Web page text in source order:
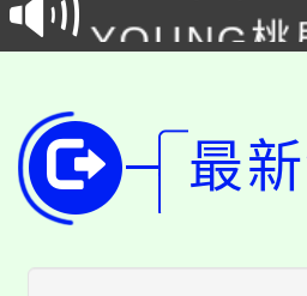
徵才活動。
YOUNG桃
開!
115年桃園
田徑場及游
桃園市低
視費優惠
大園自造
最